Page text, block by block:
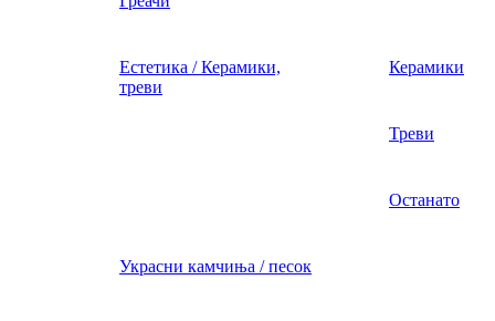
Естетика / Керамики,
треви
Керамики
Треви
Останато
Украсни камчиња / песок